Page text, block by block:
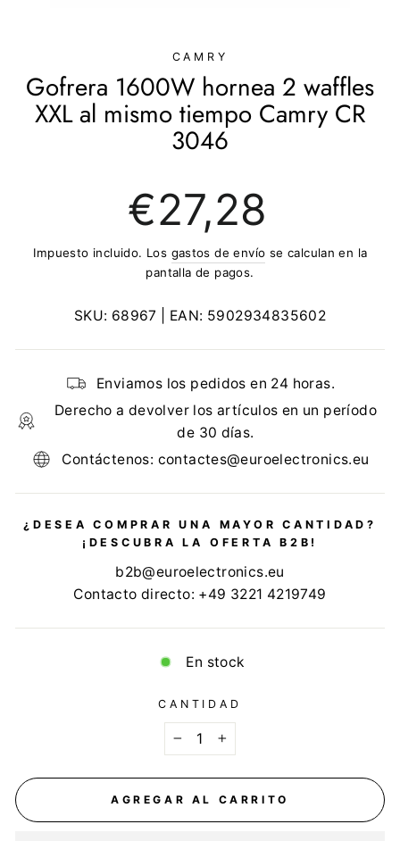
CAMRY
Gofrera 1600W hornea 2 waffles
XXL al mismo tiempo Camry CR
3046
regular
€27,28
Impuesto incluido. Los gastos de envío se calculan en la
pantalla de pagos.
SKU: 68967 | EAN: 5902934835602
Enviamos los pedidos en 24 horas.
Derecho a devolver los artículos en un período
de 30 días.
Contáctenos: contactes@euroelectronics.eu
¿DESEA COMPRAR UNA MAYOR CANTIDAD?
¡DESCUBRA LA OFERTA B2B!
b2b@euroelectronics.eu
Contacto directo: +49 3221 4219749
En stock
CANTIDAD
+
AGREGAR AL CARRITO